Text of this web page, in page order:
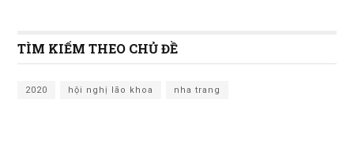
TÌM KIẾM THEO CHỦ ĐỀ
2020 hội nghị lão khoa nha trang